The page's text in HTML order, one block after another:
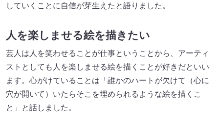
していくことに自信が芽生えたと語りました。
人を楽しませる絵を描きたい
芸人は人を笑わせることが仕事ということから、アーティ
ストとしても人を楽しませる絵を描くことが好きだといい
ます。心がけていることは「誰かのハートが欠けて（心に
穴が開いて）いたらそこを埋められるような絵を描くこ
と」と話しました。